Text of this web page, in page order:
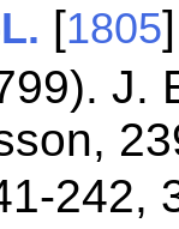
[1805
J.
242,